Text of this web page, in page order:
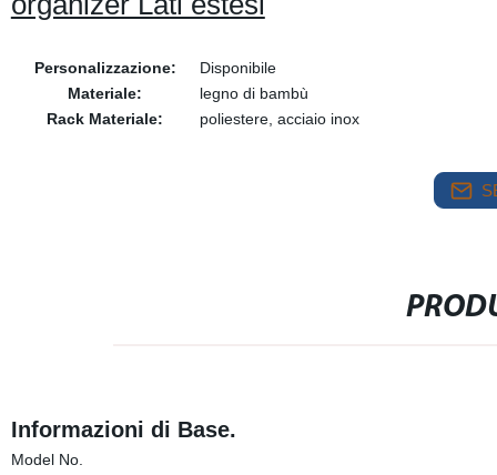
Personalizzazione:
Disponibile
Materiale:
legno di bambù
Rack Materiale:
poliestere, acciaio inox
Informazioni di Base.
Model No.